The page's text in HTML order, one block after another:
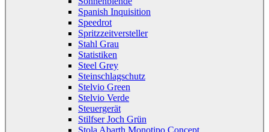
Spanish Inquisition
Speedrot
Spritzzeitversteller
Stahl Grau
Statistiken
Steel Grey
Steinschlagschutz
Stelvio Green
Stelvio Verde
Steuergerät
Stilfser Joch Grün
Stola Abarth Monotipo Concept